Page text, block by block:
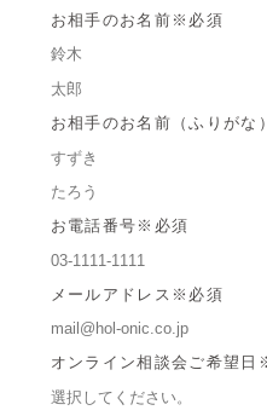
お相手のお名前 ※必須
お相手のお名前（ふりがな）
お電話番号 ※必須
メールアドレス ※必須
オンライン相談会ご希望日